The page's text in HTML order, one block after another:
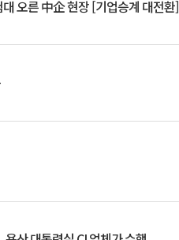
오른 中企 현장 [기업승계 대전환]